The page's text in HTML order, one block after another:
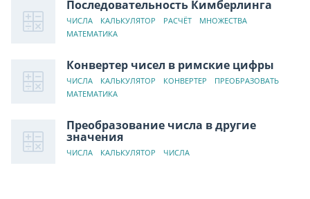
Последовательность Кимберлинга
ЧИСЛА КАЛЬКУЛЯТОР РАСЧЁТ
МНОЖЕСТВА
МАТЕМАТИКА
Конвертер чисел в римские цифры
ЧИСЛА КАЛЬКУЛЯТОР КОНВЕРТЕР
ПРЕОБРАЗОВАТЬ
МАТЕМАТИКА
Преобразование числа в другие
значения
ЧИСЛА КАЛЬКУЛЯТОР ЧИСЛА